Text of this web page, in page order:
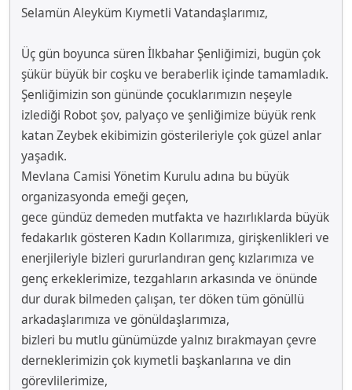
Selamün Aleyküm Kıymetli Vatandaşlarımız,
Üç gün boyunca süren İlkbahar Şenliğimizi, bugün çok
şükür büyük bir coşku ve beraberlik içinde tamamladık.
Şenliğimizin son gününde çocuklarımızın neşeyle
izlediği Robot şov, palyaço ve şenliğimize büyük renk
katan Zeybek ekibimizin gösterileriyle çok güzel anlar
yaşadık.
Mevlana Camisi Yönetim Kurulu adına bu büyük
organizasyonda emeği geçen,
gece gündüz demeden mutfakta ve hazırlıklarda büyük
fedakarlık gösteren Kadın Kollarımıza, girişkenlikleri ve
enerjileriyle bizleri gururlandıran genç kızlarımıza ve
genç erkeklerimize, tezgahların arkasında ve önünde
dur durak bilmeden çalışan, ter döken tüm gönüllü
arkadaşlarımıza ve gönüldaşlarımıza,
bizleri bu mutlu günümüzde yalnız bırakmayan çevre
derneklerimizin çok kıymetli başkanlarına ve din
görevlilerimize,